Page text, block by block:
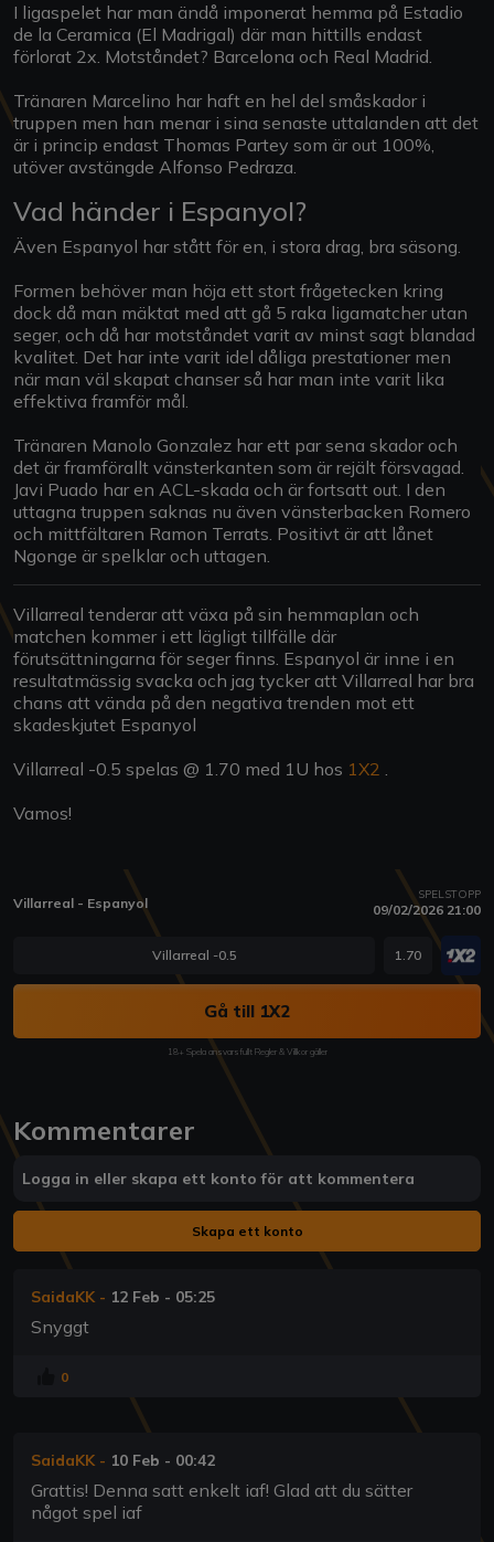
I ligaspelet har man ändå imponerat hemma på Estadio
de la Ceramica (El Madrigal) där man hittills endast
förlorat 2x. Motståndet? Barcelona och Real Madrid.
Tränaren Marcelino har haft en hel del småskador i
truppen men han menar i sina senaste uttalanden att det
är i princip endast Thomas Partey som är out 100%,
utöver avstängde Alfonso Pedraza.
Vad händer i Espanyol?
Även Espanyol har stått för en, i stora drag, bra säsong.
Formen behöver man höja ett stort frågetecken kring
dock då man mäktat med att gå 5 raka ligamatcher utan
seger, och då har motståndet varit av minst sagt blandad
kvalitet. Det har inte varit idel dåliga prestationer men
när man väl skapat chanser så har man inte varit lika
effektiva framför mål.
Tränaren Manolo Gonzalez har ett par sena skador och
det är framförallt vänsterkanten som är rejält försvagad.
Javi Puado har en ACL-skada och är fortsatt out. I den
uttagna truppen saknas nu även vänsterbacken Romero
och mittfältaren Ramon Terrats. Positivt är att lånet
Ngonge är spelklar och uttagen.
Villarreal tenderar att växa på sin hemmaplan och
matchen kommer i ett lägligt tillfälle där
förutsättningarna för seger finns. Espanyol är inne i en
resultatmässig svacka och jag tycker att Villarreal har bra
chans att vända på den negativa trenden mot ett
skadeskjutet Espanyol
Villarreal -0.5 spelas @ 1.70 med 1U hos 1X2 .
Vamos!
Villarreal - Espanyol SPELSTOPP
09/02/2026 21:00
Villarreal -0.5 1.70
Gå till 1X2
18+ Spela ansvarsfullt Regler & Villkor gäller
Kommentarer
Logga in eller skapa ett konto för att kommentera
Skapa ett konto
SaidaKK - 12 Feb - 05:25
Snyggt
0
SaidaKK - 10 Feb - 00:42
Grattis! Denna satt enkelt iaf! Glad att du sätter
något spel iaf